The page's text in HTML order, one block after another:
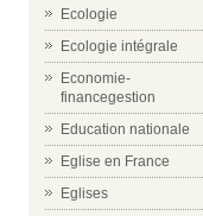
Ecologie
Ecologie intégrale
Economie-
financegestion
Education nationale
Eglise en France
Eglises